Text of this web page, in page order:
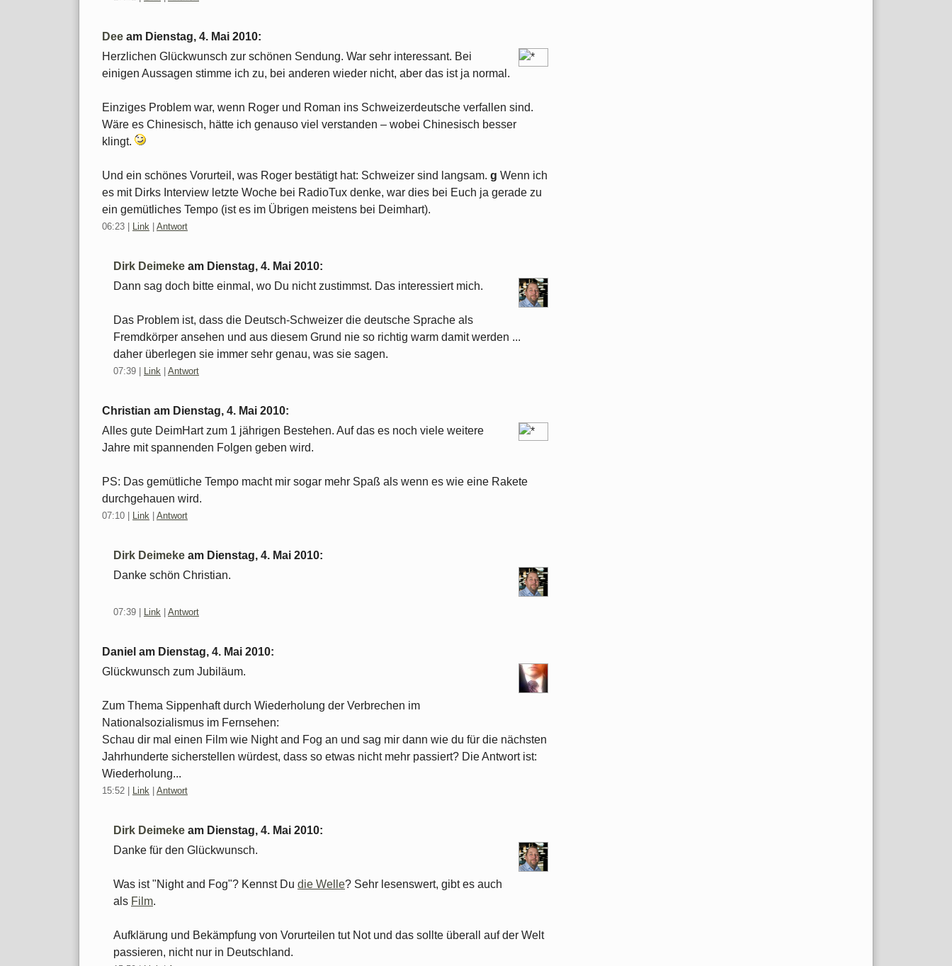
Dee am Dienstag, 4. Mai 2010:
Herzlichen Glückwunsch zur schönen Sendung. War sehr interessant. Bei
einigen Aussagen stimme ich zu, bei anderen wieder nicht, aber das ist ja normal.
Einziges Problem war, wenn Roger und Roman ins Schweizerdeutsche verfallen sind.
Wäre es Chinesisch, hätte ich genauso viel verstanden – wobei Chinesisch besser
klingt.
Und ein schönes Vorurteil, was Roger bestätigt hat: Schweizer sind langsam. g Wenn ich
es mit Dirks Interview letzte Woche bei RadioTux denke, war dies bei Euch ja gerade zu
ein gemütliches Tempo (ist es im Übrigen meistens bei Deimhart).
06:23 Link Antwort
Dirk Deimeke am Dienstag, 4. Mai 2010:
Dann sag doch bitte einmal, wo Du nicht zustimmst. Das interessiert mich.
Das Problem ist, dass die Deutsch-Schweizer die deutsche Sprache als
Fremdkörper ansehen und aus diesem Grund nie so richtig warm damit werden ...
daher überlegen sie immer sehr genau, was sie sagen.
07:39 Link Antwort
Christian am Dienstag, 4. Mai 2010:
Alles gute DeimHart zum 1 jährigen Bestehen. Auf das es noch viele weitere
Jahre mit spannenden Folgen geben wird.
PS: Das gemütliche Tempo macht mir sogar mehr Spaß als wenn es wie eine Rakete
durchgehauen wird.
07:10 Link Antwort
Dirk Deimeke am Dienstag, 4. Mai 2010:
Danke schön Christian.
07:39 Link Antwort
Daniel am Dienstag, 4. Mai 2010:
Glückwunsch zum Jubiläum.
Zum Thema Sippenhaft durch Wiederholung der Verbrechen im
Nationalsozialismus im Fernsehen:
Schau dir mal einen Film wie Night and Fog an und sag mir dann wie du für die nächsten
Jahrhunderte sicherstellen würdest, dass so etwas nicht mehr passiert? Die Antwort ist:
Wiederholung...
15:52 Link Antwort
Dirk Deimeke am Dienstag, 4. Mai 2010:
Danke für den Glückwunsch.
Was ist "Night and Fog"? Kennst Du die Welle? Sehr lesenswert, gibt es auch
als Film.
Aufklärung und Bekämpfung von Vorurteilen tut Not und das sollte überall auf der Welt
passieren, nicht nur in Deutschland.